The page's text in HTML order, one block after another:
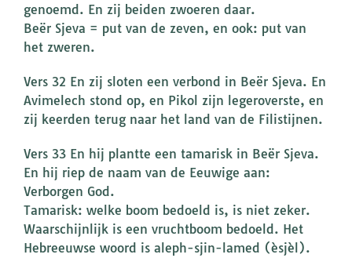
genoemd. En zij beiden zwoeren daar.
Beër Sjeva = put van de zeven, en ook: put van
het zweren.
Vers 32 En zij sloten een verbond in Beër Sjeva. En
Avimelech stond op, en Pikol zijn legeroverste, en
zij keerden terug naar het land van de Filistijnen.
Vers 33 En hij plantte een tamarisk in Beër Sjeva.
En hij riep de naam van de Eeuwige aan:
Verborgen God.
Tamarisk: welke boom bedoeld is, is niet zeker.
Waarschijnlijk is een vruchtboom bedoeld. Het
Hebreeuwse woord is aleph-sjin-lamed (èsjèl).